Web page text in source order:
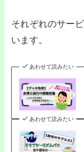
それぞれのサー
います。
あわせて読みたい
あわせて読みたい